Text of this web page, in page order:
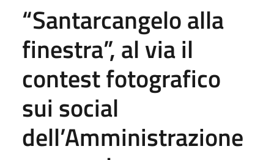
“Santarcangelo alla
finestra”, al via il
contest fotografico
sui social
dell’Amministrazione